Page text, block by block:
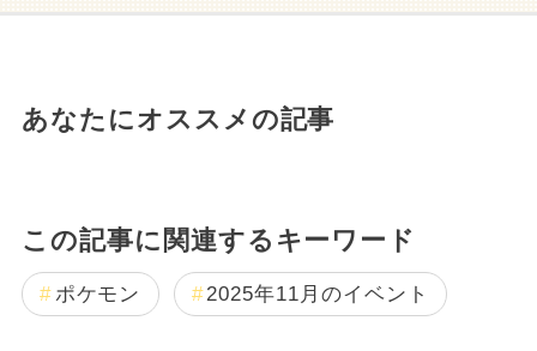
あなたにオススメの記事
この記事に関連するキーワード
ポケモン 2025年11月のイベント